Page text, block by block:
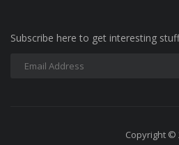
Subscribe here to get interesting
Copyright ©